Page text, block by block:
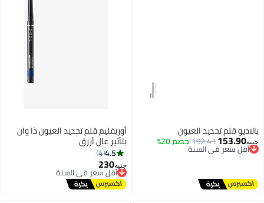
بالاديو قلم تحديد العيون
جنيه153.90
192.41خصم 20%أقل سعر في السنة
توصيل مجاني
أوريفليم قلم تحديد العيون ذا وان
بتأثير عالٍ أزرق
4.5
4
جنيه230
أقل سعر في السنة
توصيل مجاني
أقل سعر في السنة